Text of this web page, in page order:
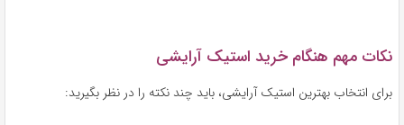
نکات مهم هنگام خرید استیک آرایشی
برای انتخاب بهترین استیک آرایشی، باید چند نکته را در نظر بگیرید: